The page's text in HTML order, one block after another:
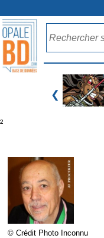
❮
²
© Crédit Photo Inconnu